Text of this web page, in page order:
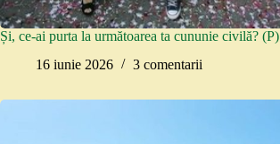
Și, ce-ai purta la următoarea ta cununie civilă? (P)
16 iunie 2026
3 comentarii